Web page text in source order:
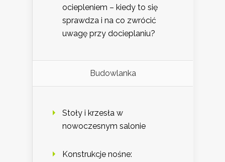
ociepleniem – kiedy to się
sprawdza i na co zwrócić
uwagę przy docieplaniu?
Budowlanka
Stoły i krzesła w
nowoczesnym salonie
Konstrukcje nośne: